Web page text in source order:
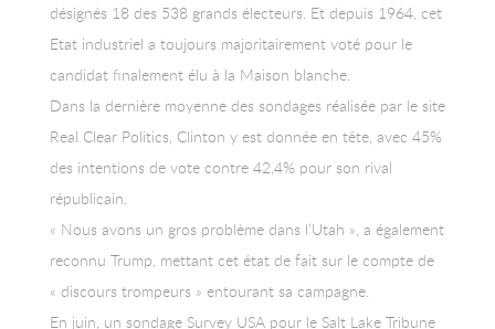
désignés 18 des 538 grands électeurs. Et depuis 1964, cet
Etat industriel a toujours majoritairement voté pour le
candidat finalement élu à la Maison blanche.
Dans la dernière moyenne des sondages réalisée par le site
Real Clear Politics, Clinton y est donnée en tête, avec 45%
des intentions de vote contre 42,4% pour son rival
républicain.
« Nous avons un gros problème dans l’Utah », a également
reconnu Trump, mettant cet état de fait sur le compte de
« discours trompeurs » entourant sa campagne.
En juin, un sondage Survey USA pour le Salt Lake Tribune